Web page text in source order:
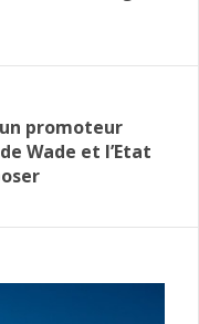
promoteur
Wade et l’Etat